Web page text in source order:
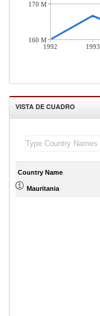
1992 1993
170 M
160 M
VISTA DE CUADRO
Country Name
Mauritania